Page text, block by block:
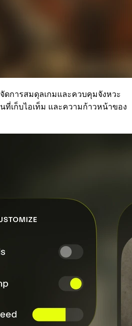
จัดการสมดุลเกมและควบคุมจังหวะ
ที่เก็บไอเท็ม และความก้าวหน้าของ